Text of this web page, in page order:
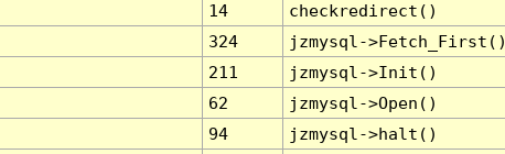
14
checkredirect()
324
jzmysql-
211
jzmysql->Init()
62
jzmysql->Open()
94
jzmysql->halt()